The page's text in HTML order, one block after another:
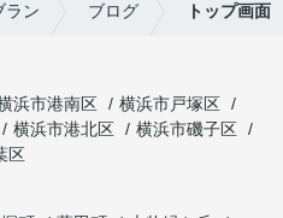
ラン ブログ トップ画面
浜市港南区
横浜市戸塚区
横浜市港北区
横浜市磯子区
区